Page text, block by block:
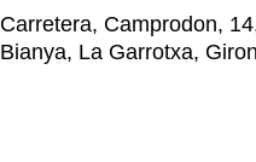
Carretera, Camprodon,
Bianya, La Garrotxa,